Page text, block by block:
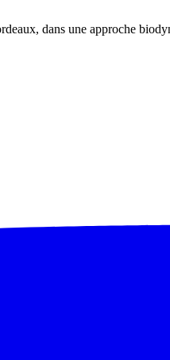
dans une approche